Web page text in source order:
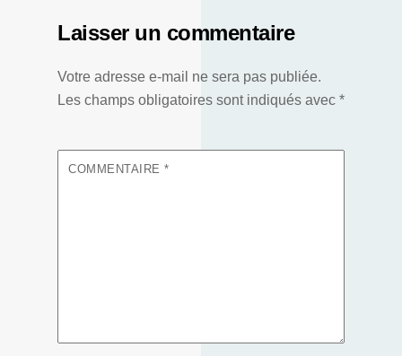
Laisser un commentaire
Votre adresse e-mail ne sera pas publiée.
Les champs obligatoires sont indiqués avec *
COMMENTAIRE*